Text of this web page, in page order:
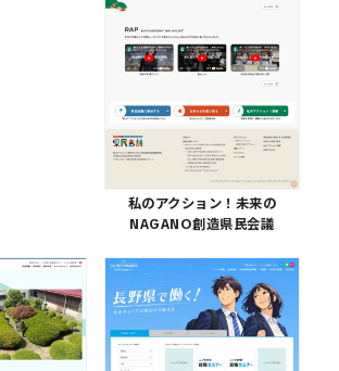
私のアクション！未来の
NAGANO創造県民会議